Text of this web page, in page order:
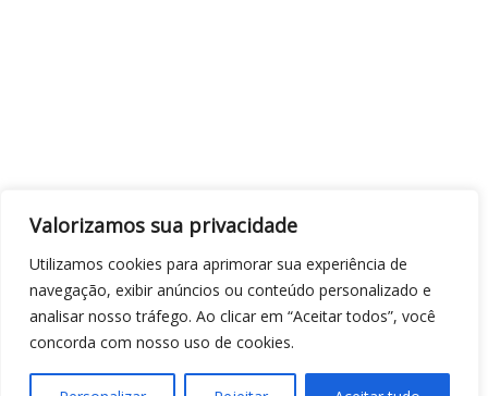
Valorizamos sua privacidade
Utilizamos cookies para aprimorar sua experiência de
navegação, exibir anúncios ou conteúdo personalizado e
analisar nosso tráfego. Ao clicar em “Aceitar todos”, você
concorda com nosso uso de cookies.